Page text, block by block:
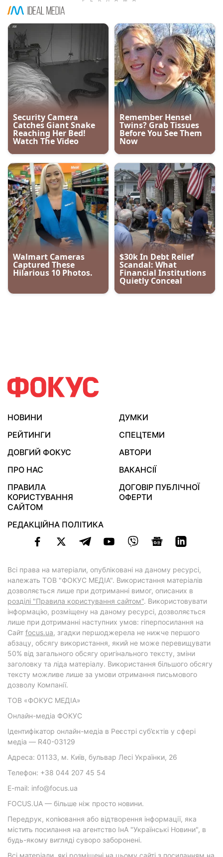
НОВИНИ
ДУМКИ
РЕЙТИНГИ
СПЕЦТЕМИ
ДОВГИЙ ФОКУС
АВТОРИ
ПРО НАС
ВАКАНСІЇ
ПРАВИЛА
КОРИСТУВАННЯ
САЙТОМ
ДОГОВІР ПУБЛІЧНОЇ
ОФЕРТИ
РЕДАКЦІЙНА ПОЛІТИКА
Всі права на матеріали, опубліковані на даному ресурсі,
належать ТОВ "ФОКУС МЕДІА". Використання матеріалів
дозволяється лише при дотриманні вимог, описаних в
розділі "Правила користування сайтом". Використовувати
інформацію, розміщену на даному ресурсі, дозволяється
лише при дотриманні наступних умов: гіперпосилання на
Cайт focus.ua, згадки першоджерела не нижче першого
абзацу, обсягу використання, який не може перевищувати
50% від загального обсягу оригінального тексту, зміни
заголовку та ліда матеріалу. Використання більшого обсягу
тексту можливе лише за умови отримання письмового
дозволу Компанії.
ТОВ «ФОКУС МЕДІА»
Онлайн-медіа ФОКУС
Ідентифікатор онлайн-медіа в Реєстрі суб’єктів у сфері
медіа — R40-03129
Адреса: 01133, м. Київ, бульвар Лесі Українки, 26
Телефон: +38 044 207 45 54
E-mail: info@focus.ua
FOCUS.UA — більше ніж просто новини.
Передрук, копіювання або відтворення інформації, яка
містить посилання на агентство ІнА "Українські Новини", в
будь-якому вигляді суворо заборонені.
Всі матеріали, які розміщені на цьому сайті з посиланням на